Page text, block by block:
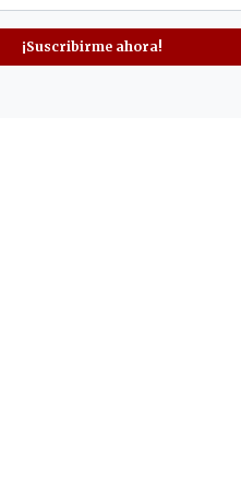
¡Suscribirme ahora!